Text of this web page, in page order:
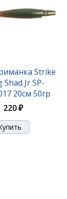
Strike
Shad Jr SP-
20см 50гр
220 ₽